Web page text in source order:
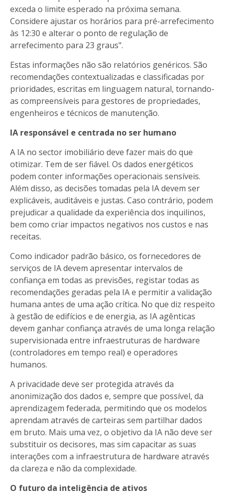
exceda o limite esperado na próxima semana.
Considere ajustar os horários para pré-arrefecimento
às 12:30 e alterar o ponto de regulação de
arrefecimento para 23 graus".
Estas informações não são relatórios genéricos. São
recomendações contextualizadas e classificadas por
prioridades, escritas em linguagem natural, tornando-
as compreensíveis para gestores de propriedades,
engenheiros e técnicos de manutenção.
IA responsável e centrada no ser humano
A IA no sector imobiliário deve fazer mais do que
otimizar. Tem de ser fiável. Os dados energéticos
podem conter informações operacionais sensíveis.
Além disso, as decisões tomadas pela IA devem ser
explicáveis, auditáveis e justas. Caso contrário, podem
prejudicar a qualidade da experiência dos inquilinos,
bem como criar impactos negativos nos custos e nas
receitas.
Como indicador padrão básico, os fornecedores de
serviços de IA devem apresentar intervalos de
confiança em todas as previsões, registar todas as
recomendações geradas pela IA e permitir a validação
humana antes de uma ação crítica. No que diz respeito
à gestão de edifícios e de energia, as IA agênticas
devem ganhar confiança através de uma longa relação
supervisionada entre infraestruturas de hardware
(controladores em tempo real) e operadores
humanos.
A privacidade deve ser protegida através da
anonimização dos dados e, sempre que possível, da
aprendizagem federada, permitindo que os modelos
aprendam através de carteiras sem partilhar dados
em bruto. Mais uma vez, o objetivo da IA não deve ser
substituir os decisores, mas sim capacitar as suas
interações com a infraestrutura de hardware através
da clareza e não da complexidade.
O futuro da inteligência de ativos